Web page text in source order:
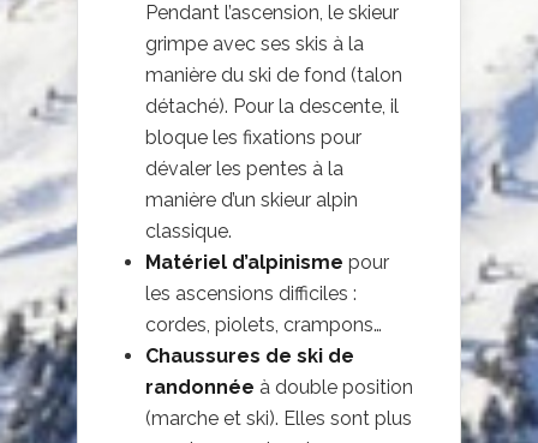
Pendant l’ascension, le skieur
grimpe avec ses skis à la
manière du ski de fond (talon
détaché). Pour la descente, il
bloque les fixations pour
dévaler les pentes à la
manière d’un skieur alpin
classique.
Matériel d’alpinisme pour
les ascensions difficiles :
cordes, piolets, crampons…
Chaussures de ski de
randonnée à double position
(marche et ski). Elles sont plus